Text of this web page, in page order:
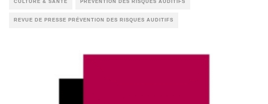
CULTURE & SANTÉ PRÉVENTION DES RISQUES AUDITIFS
REVUE DE PRESSE PRÉVENTION DES RISQUES AUDITIFS